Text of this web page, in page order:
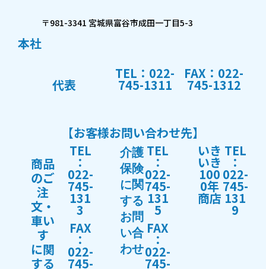
本社
〒981-3341 宮城県富谷市成田一丁目5-3
代表
TEL：022-
745-1311
FAX：022-
745-1312
【お客様お問い合わせ先】
商品
のご
注
文・
車い
す
に関
する
TEL
：
022-
745-
131
3
FAX
：
022-
745-
介護
保険
に関
する
お問
い合
わせ
TEL
：
022-
745-
131
5
FAX
：
022-
745-
いき
いき
100
0年
商店
TEL
：
022-
745-
131
9